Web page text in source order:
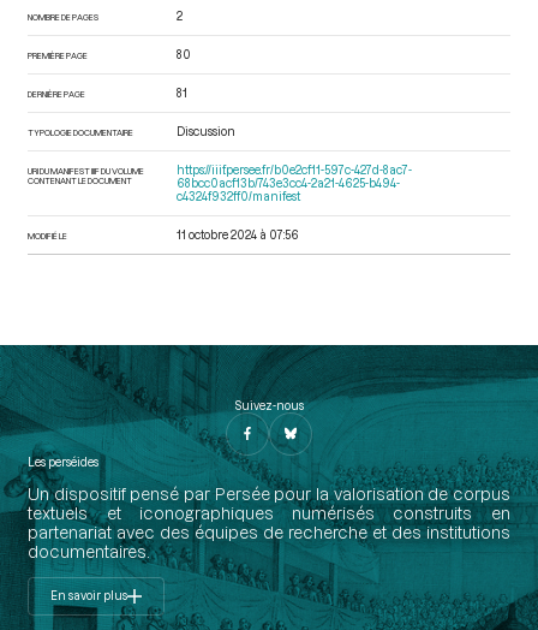
NOMBRE DE PAGES 2
PREMIÈRE PAGE 80
DERNIÈRE PAGE 81
TYPOLOGIE DOCUMENTAIRE Discussion
URI DU MANIFEST IIIF DU VOLUME
CONTENANT LE DOCUMENT
https://iiif.persee.fr/b0e2cf11-597c-427d-8ac7-
68bcc0acf13b/743e3cc4-2a21-4625-b494-
c4324f932ff0/manifest
MODIFIÉ LE 11 octobre 2024 à 07:56
Suivez-nous
Les perséides
Un dispositif pensé par Persée pour la valorisation de corpus
textuels et iconographiques numérisés construits en
partenariat avec des équipes de recherche et des institutions
documentaires.
En savoir plus